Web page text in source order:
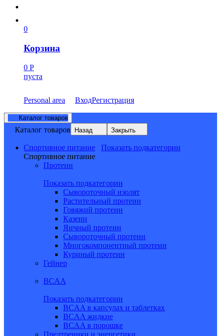
0
Корзина
0 Р
пуста
Personal area ВходРегистрация
Каталог товаров
Каталог товаров Назад Закрыть
Спортивное питание
Показать подкатегории
Спортивное питание
Протеин
Показать подкатегории
Сывороточный изолят
Растительный протеин
Говяжий протеин
Казеин
Яичный протеин
Сывороточный протеин
Многокомпонентный протеин
Куриный протеин
Гейнер
BCAA
Показать подкатегории
BCAA в капсулах и таблетках
BCAA жидкие
BCAA в порошке
Предтреники и энергетики